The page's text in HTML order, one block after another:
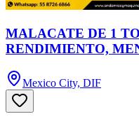
MALACATE DE 1
RENDIMIENTO,
Mexico City, DIF